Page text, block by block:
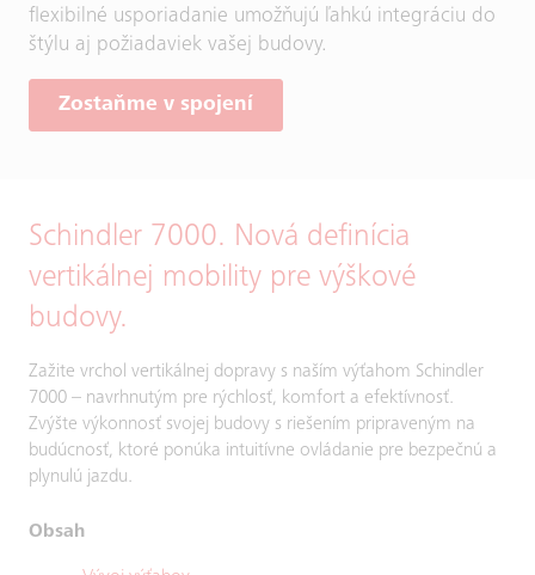
flexibilné usporiadanie umožňujú ľahkú integráciu do
štýlu aj požiadaviek vašej budovy.
Zostaňme v spojení
Schindler 7000. Nová definícia
vertikálnej mobility pre výškové
budovy.
Zažite vrchol vertikálnej dopravy s naším výťahom Schindler
7000 – navrhnutým pre rýchlosť, komfort a efektívnosť.
Zvýšte výkonnosť svojej budovy s riešením pripraveným na
budúcnosť, ktoré ponúka intuitívne ovládanie pre bezpečnú a
plynulú jazdu.
Obsah